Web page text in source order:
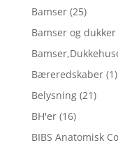
Bamser (25)
Bamser og dukker
Bæreredskaber (1)
Belysning (21)
BH'er (16)
BIBS Anatomisk